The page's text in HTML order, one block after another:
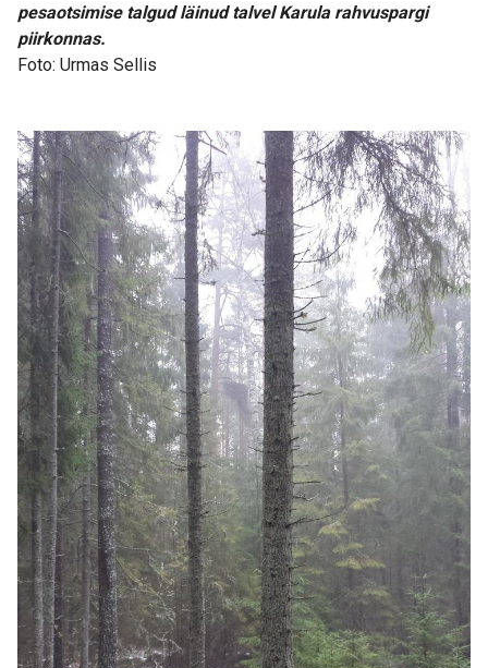
pesaotsimise talgud läinud talvel Karula rahvuspargi
piirkonnas.
Foto: Urmas Sellis